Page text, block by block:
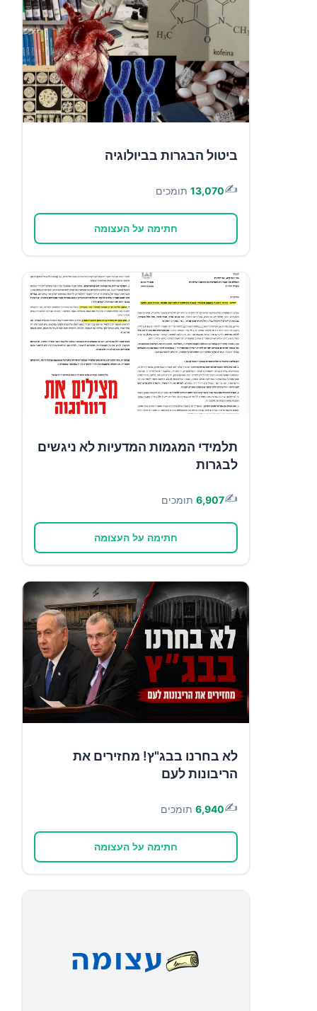
ביטול הבגרות בביולוגיה
✍️
13,070 תומכים
חתימה על העצומה
תלמידי המגמות המדעיות לא ניגשים
לבגרות
✍️
6,907 תומכים
חתימה על העצומה
לא בחרנו בבג"ץ! מחזירים את
הריבונות לעם
✍️
6,940 תומכים
חתימה על העצומה